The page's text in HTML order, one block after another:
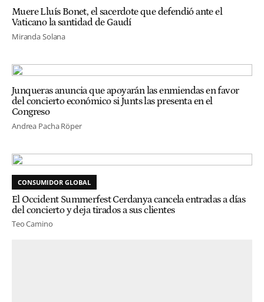
Muere Lluís Bonet, el sacerdote que defendió ante el
Vaticano la santidad de Gaudí
Miranda Solana
Junqueras anuncia que apoyarán las enmiendas en favor
del concierto económico si Junts las presenta en el
Congreso
Andrea Pacha Röper
CONSUMIDOR GLOBAL
El Occident Summerfest Cerdanya cancela entradas a días
del concierto y deja tirados a sus clientes
Teo Camino